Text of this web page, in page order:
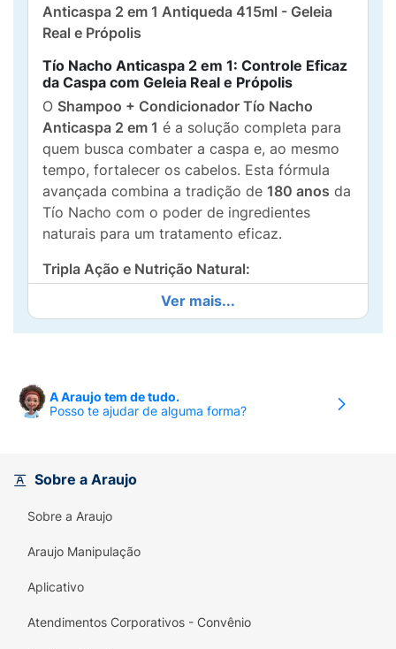
Anticaspa 2 em 1 Antiqueda 415ml - Geleia
Real e Própolis
Tío Nacho Anticaspa 2 em 1: Controle Eficaz
da Caspa com Geleia Real e Própolis
O Shampoo + Condicionador Tío Nacho
Anticaspa 2 em 1 é a solução completa para
quem busca combater a caspa e, ao mesmo
tempo, fortalecer os cabelos. Esta fórmula
avançada combina a tradição de 180 anos da
Tío Nacho com o poder de ingredientes
naturais para um tratamento eficaz.
Tripla Ação e Nutrição Natural:
Anticaspa Eficaz:Controla a caspa de
Antiqueda e Fortalecimento:
(Shampoo + Condicionador) garante que os
fios fiquem macios e hidratados.
Geleia Real e Própolis:
(propriedades purificantes), utilizando o
Ver mais...
A Araujo tem de tudo.
Posso te ajudar de alguma forma?
Sobre a Araujo
Sobre a Araujo
Araujo Manipulação
Aplicativo
Atendimentos Corporativos - Convênio